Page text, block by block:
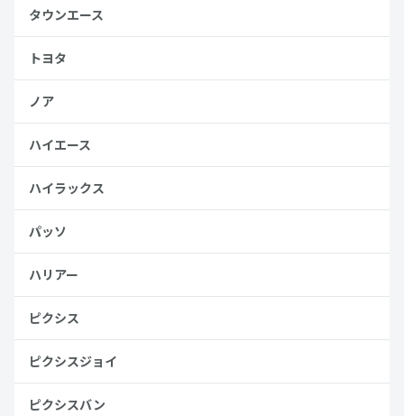
タウンエース
トヨタ
ノア
ハイエース
ハイラックス
パッソ
ハリアー
ピクシス
ピクシスジョイ
ピクシスバン